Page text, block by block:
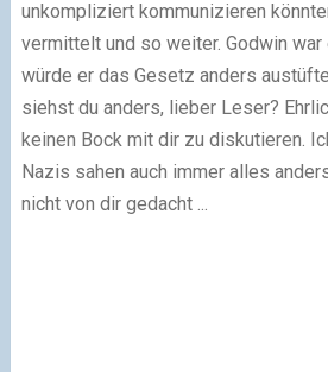
unkompliziert kommunizieren
vermittelt und so weiter. Godwin
würde er das Gesetz anders
siehst du anders, lieber Leser?
keinen Bock mit dir zu diskutieren.
Nazis sahen auch immer alles
nicht von dir gedacht ...